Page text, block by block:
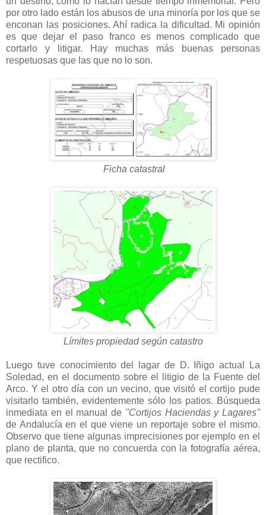
por otro lado están los abusos de una minoría por los que se
enconan las posiciones. Ahí radica la dificultad. Mi opinión
es que dejar el paso franco es menos complicado que
cortarlo y litigar. Hay muchas más buenas personas
respetuosas que las que no lo son.
Ficha catastral
Límites propiedad según catastro
Luego tuve conocimiento del lagar de D. Iñigo actual La
Soledad, en el documento sobre el litigio de la Fuente del
Arco. Y el otro día con un vecino, que visitó el cortijo pude
visitarlo también, evidentemente sólo los patios. Búsqueda
inmediata en el manual de "Cortijos Haciendas y Lagares"
de Andalucía en el que viene un reportaje sobre el mismo.
Observo que tiene algunas imprecisiones por ejemplo en el
plano de planta, que no concuerda con la fotografía aérea,
que rectifico.